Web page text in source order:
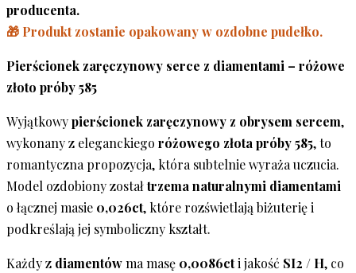
producenta.
🎁 Produkt zostanie opakowany w ozdobne pudełko.
Pierścionek zaręczynowy serce z diamentami – różowe
złoto próby 585
Wyjątkowypierścionek zaręczynowy z obrysem sercem,
wykonany z eleganckiego różowego złota próby 585, to
romantyczna propozycja, która subtelnie wyraża uczucia.
Model ozdobiony zostałtrzema naturalnymi diamentami
o łącznej masie 0,026ct, które rozświetlają biżuterię i
podkreślają jej symboliczny kształt.
Każdy z diamentówma masę 0,0086cti jakość SI2 / H, co